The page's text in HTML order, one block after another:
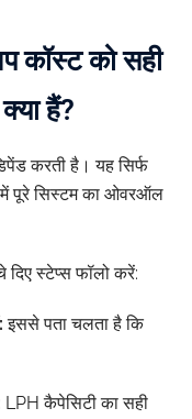
कॉस्ट को सही
हैं?
करती है। यह सिर्फ
पूरे सिस्टम का ओवरऑल
दिए स्टेप्स फॉलो करें:
इससे पता चलता है कि
LPH कैपेसिटी का सही